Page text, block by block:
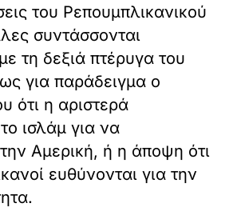
του Ρεπουμπλικανικού
συντάσσονται
τη δεξιά πτέρυγα του
για παράδειγμα ο
ότι η αριστερά
ισλάμ για να
Αμερική, ή η άποψη ότι
ευθύνονται για την